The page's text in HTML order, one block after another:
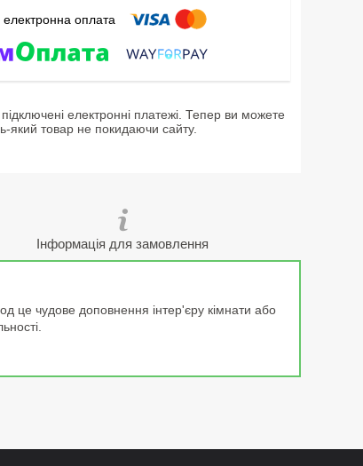
електронні платежі. Тепер ви можете
який товар не покидаючи сайту.
Інформація для замовлення
це чудове доповнення інтер'єру кімнати або